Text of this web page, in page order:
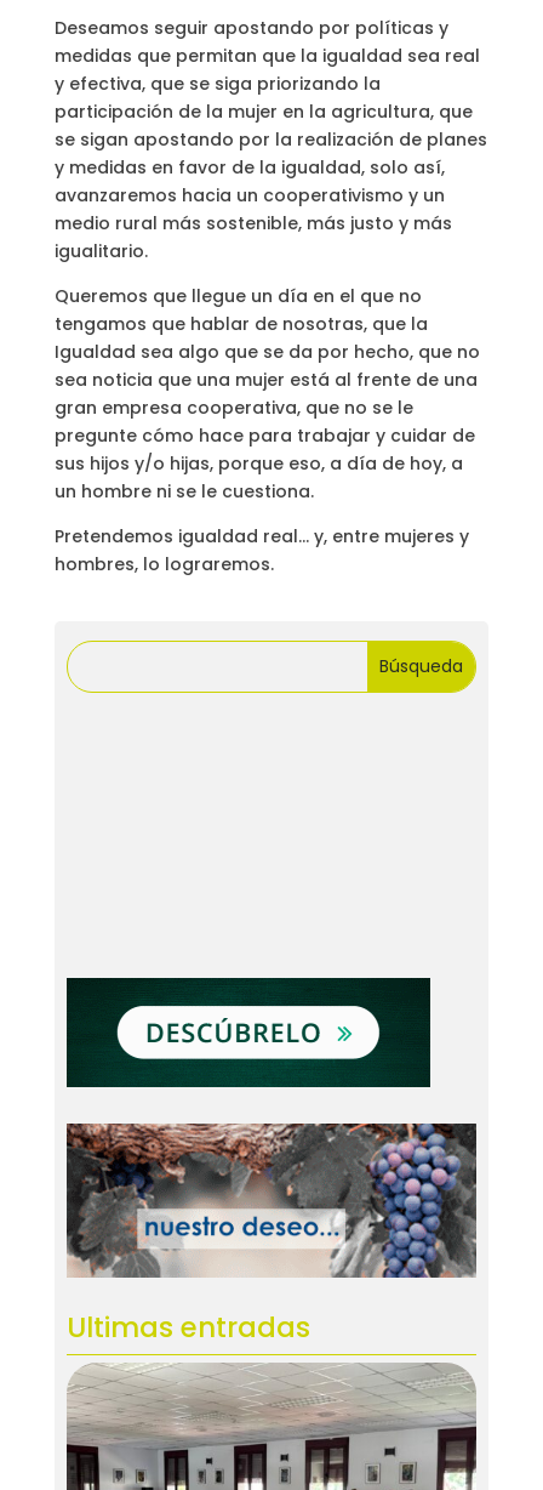
Deseamos seguir apostando por políticas y
medidas que permitan que la igualdad sea real
y efectiva, que se siga priorizando la
participación de la mujer en la agricultura, que
se sigan apostando por la realización de planes
y medidas en favor de la igualdad, solo así,
avanzaremos hacia un cooperativismo y un
medio rural más sostenible, más justo y más
igualitario.
Queremos que llegue un día en el que no
tengamos que hablar de nosotras, que la
Igualdad sea algo que se da por hecho, que no
sea noticia que una mujer está al frente de una
gran empresa cooperativa, que no se le
pregunte cómo hace para trabajar y cuidar de
sus hijos y/o hijas, porque eso, a día de hoy, a
un hombre ni se le cuestiona.
Pretendemos igualdad real… y, entre mujeres y
hombres, lo lograremos.
Ultimas entradas